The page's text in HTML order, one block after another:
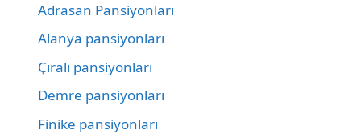
Adrasan Pansiyonları
Alanya pansiyonları
Çıralı pansiyonları
Demre pansiyonları
Finike pansiyonları